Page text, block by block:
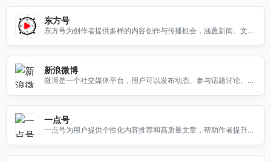
东方号
东方号为创作者提供多样的内容创作与传播机会，涵盖新闻、文
新浪微博
微博是一个社交媒体平台，用户可以发布动态、参与话题讨论、进
一点号
一点号为用户提供个性化内容推荐和高质量文章，帮助作者提升影